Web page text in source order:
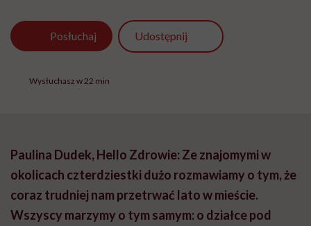
Posłuchaj Udostępnij
Wysłuchasz w 22 min
Paulina Dudek, Hello Zdrowie: Ze znajomymi w
okolicach czterdziestki dużo rozmawiamy o tym, że
coraz trudniej nam przetrwać lato w mieście.
Wszyscy marzymy o tym samym: o działce pod